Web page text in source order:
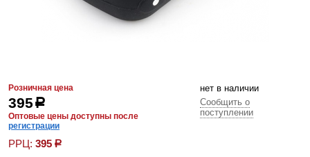
Розничная цена
395р
Оптовые цены доступны после
регистрации
РРЦ: 395 р
нет в наличии
Сообщить о
поступлении